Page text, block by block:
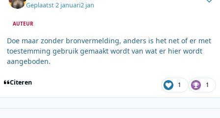
Geplaatst2 januari2 jan
AUTEUR
Doe maar zonder bronvermelding, anders is het net of er met
toestemming gebruik gemaakt wordt van wat er hier wordt
aangeboden.
Citeren 1 1